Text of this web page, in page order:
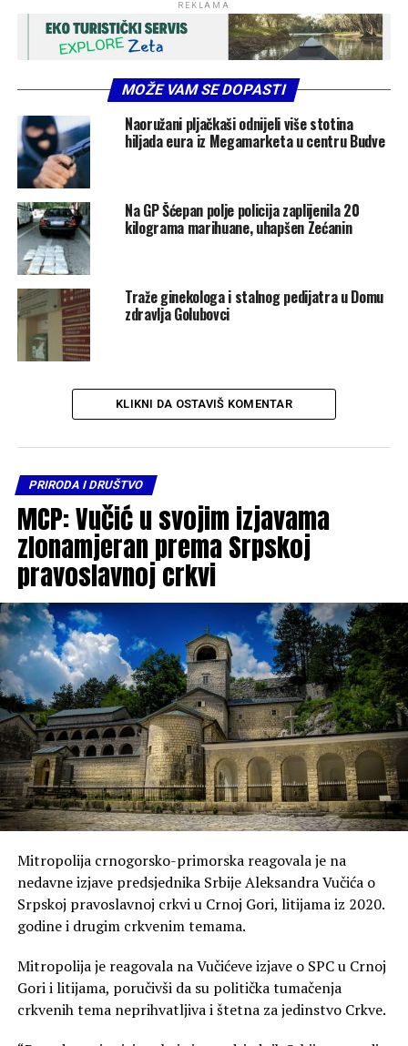
REKLAMA
MOŽE VAM SE DOPASTI
Naoružani pljačkaši odnijeli više stotina
hiljada eura iz Megamarketa u centru Budve
Na GP Šćepan polje policija zaplijenila 20
kilograma marihuane, uhapšen Zećanin
Traže ginekologa i stalnog pedijatra u Domu
zdravlja Golubovci
KLIKNI DA OSTAVIŠ KOMENTAR
PRIRODA I DRUŠTVO
MCP: Vučić u svojim izjavama
zlonamjeran prema Srpskoj
pravoslavnoj crkvi
Mitropolija crnogorsko-primorska reagovala je na
nedavne izjave predsjednika Srbije Aleksandra Vučića o
Srpskoj pravoslavnoj crkvi u Crnoj Gori, litijama iz 2020.
godine i drugim crkvenim temama.
Mitropolija je reagovala na Vučićeve izjave o SPC u Crnoj
Gori i litijama, poručivši da su politička tumačenja
crkvenih tema neprihvatljiva i štetna za jedinstvo Crkve.